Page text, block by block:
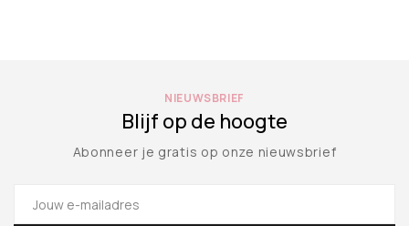
NIEUWSBRIEF
Blijf op de hoogte
Abonneer je gratis op onze nieuwsbrief